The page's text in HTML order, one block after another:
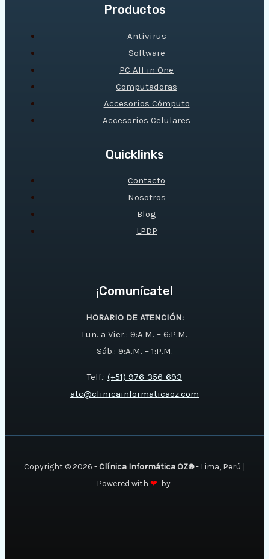
Productos
Antivirus
Software
PC All in One
Computadoras
Accesorios Cómputo
Accesorios Celulares
Quicklinks
Contacto
Nosotros
Blog
LPDP
¡Comunícate!
HORARIO DE ATENCIÓN:
Lun. a Vier.: 9:A.M. – 6:P.M.
Sáb.: 9:A.M. – 1:P.M.
Telf.: (+51) 976-356-693
atc@clinicainformaticaoz.com
Copyright © 2026 - Clínica Informática OZ®- Lima, Perú |
Powered with ❤ by